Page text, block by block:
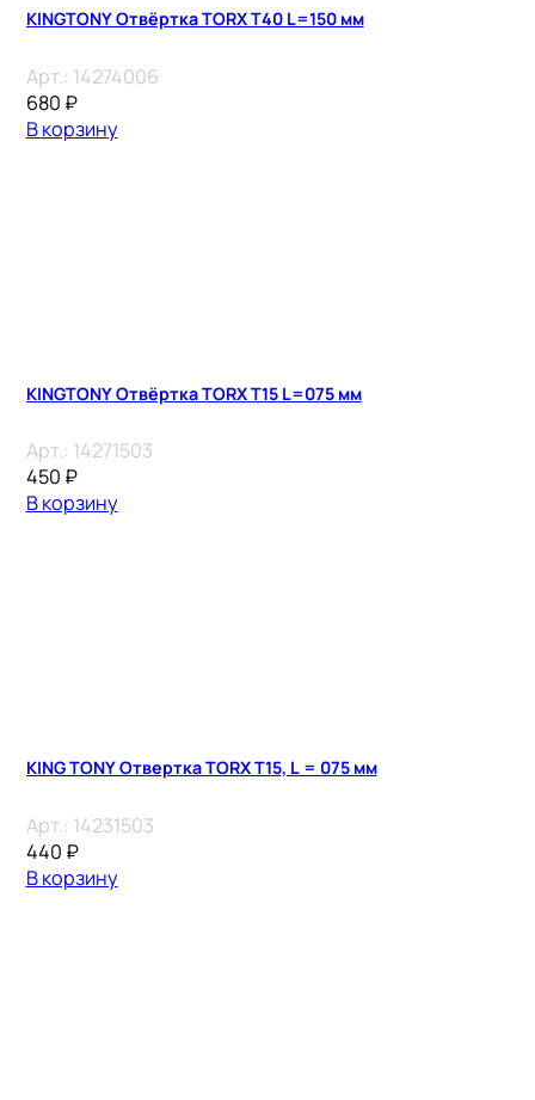
KINGTONY Отвёртка TORX T40 L=150 мм
Арт.: 14274006
680 ₽
В корзину
KINGTONY Отвёртка TORX Т15 L=075 мм
Арт.: 14271503
450 ₽
В корзину
KING TONY Отвертка TORX Т15, L = 075 мм
Арт.: 14231503
440 ₽
В корзину